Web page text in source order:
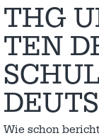
THG
TEN
Wie schon